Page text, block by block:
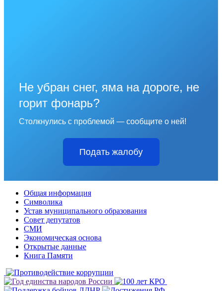
Не убран снег, яма на дороге, не
горит фонарь?
Столкнулись с проблемой — сообщите о ней!
Подать жалобу
Общая информация
Символика
Устав муниципального образования
Совет депутатов
СМИ
Экономическая основа
Открытые данные
Книга Памяти